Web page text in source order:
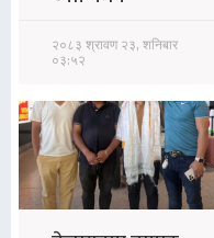
२०८३ श्रावण २३, शनिबार
०३:५२